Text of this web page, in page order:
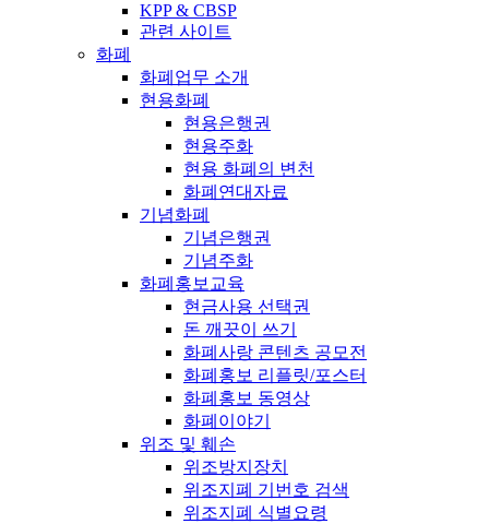
KPP & CBSP
관련 사이트
화폐
화폐업무 소개
현용화폐
현용은행권
현용주화
현용 화폐의 변천
화폐연대자료
기념화폐
기념은행권
기념주화
화폐홍보교육
현금사용 선택권
돈 깨끗이 쓰기
화폐사랑 콘텐츠 공모전
화폐홍보 리플릿/포스터
화폐홍보 동영상
화폐이야기
위조 및 훼손
위조방지장치
위조지폐 기번호 검색
위조지폐 식별요령